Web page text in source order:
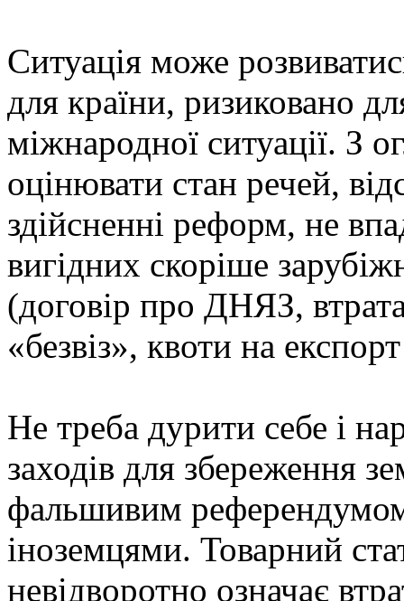
Ситуація може
для країни, ризиковано
міжнародної ситуації. З
оцінювати стан речей,
здійсненні реформ, не
вигідних скоріше
(договір про ДНЯЗ, втрата
«безвіз», квоти на
Не треба дурити себе і
заходів для збереження
фальшивим
іноземцями. Товарний
невідворотно означає